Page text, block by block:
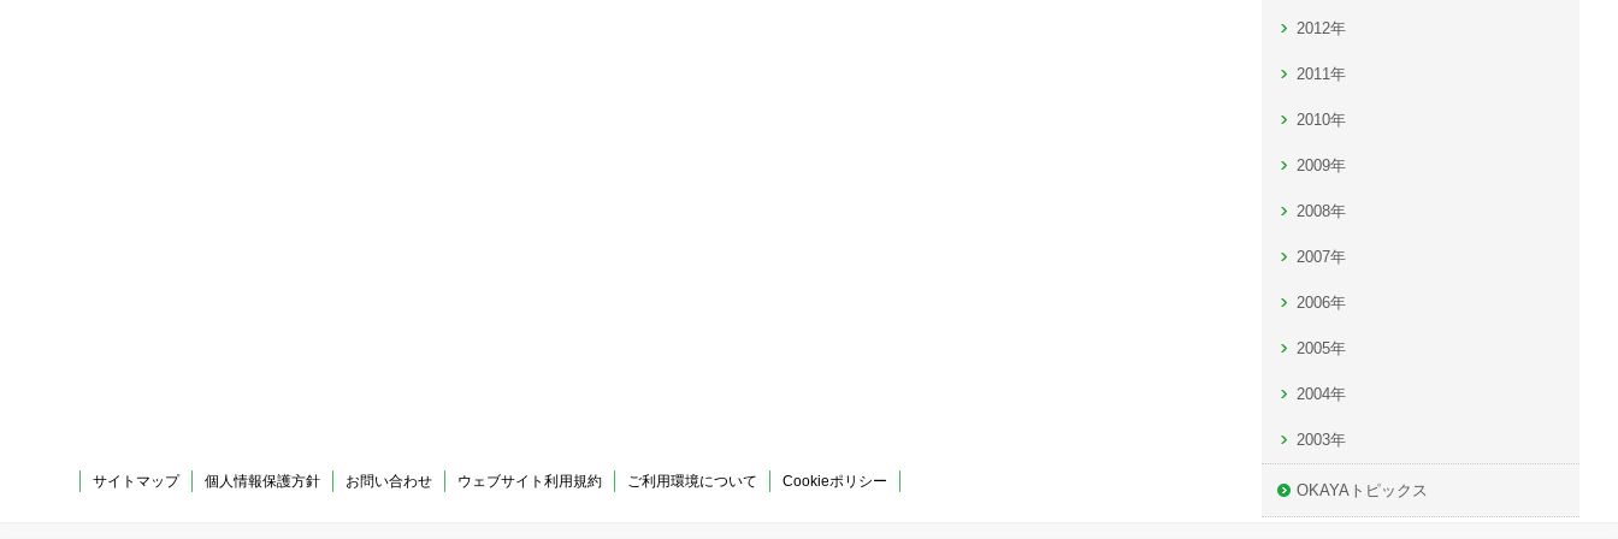
2012年
2011年
2010年
2009年
2008年
2007年
2006年
2005年
2004年
2003年
OKAYAトピックス
サイトマップ 個人情報保護方針 お問い合わせ ウェブサイト利用規約 ご利用環境について Cookieポリシー